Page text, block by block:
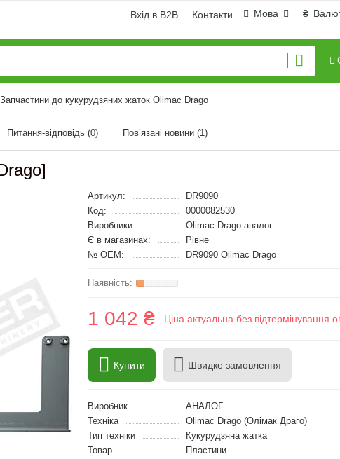
₴
Мова
Вхід в B2B Контакти
Запчастини до кукурудзяних жаток Olimac Drago
Питання-відповідь (0) Пов’язані новини (1)
Артикул:
DR9090
Код:
0000082530
Виробники
Olimac Drago-аналог
Є в магазинах:
Рівне
№ OEM:
DR9090 Olimac Drago
1 042 ₴ Ціна актуальна без відтермінування
Купити Швидке замовлення
Виробник
АНАЛОГ
Техніка
Olimac Drago (Олімак Драго)
Тип техніки
Кукурудзяна жатка
Товар
Пластини